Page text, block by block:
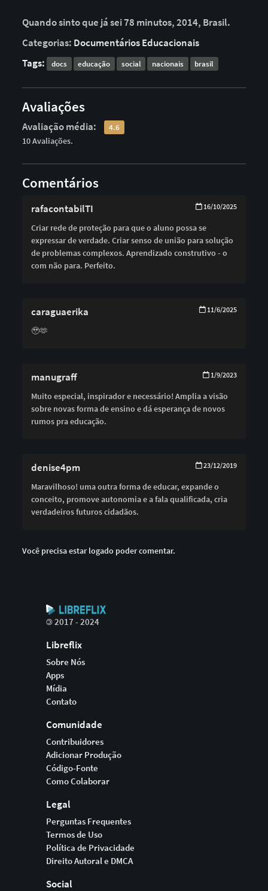
Quando sinto que já sei 78 minutos, 2014, Brasil.
Categorias: Documentários Educacionais
Tags:
docs educação social nacionais brasil
Avaliações
Avaliação média: 4.6
10 Avaliações.
Comentários
rafacontabilTI 16/10/2025
Criar rede de proteção para que o aluno possa se
expressar de verdade. Criar senso de união para solução
de problemas complexos. Aprendizado construtivo - o
com não para. Perfeito.
caraguaerika 11/6/2025
🥹🫶
manugraff 1/9/2023
Muito especial, inspirador e necessário! Amplia a visão
sobre novas forma de ensino e dá esperança de novos
rumos pra educação.
denise4pm 23/12/2019
Maravilhoso! uma outra forma de educar, expande o
conceito, promove autonomia e a fala qualificada, cria
verdadeiros futuros cidadãos.
Você precisa estar logado poder comentar.
©2017 - 2024
Libreflix
Sobre Nós
Apps
Mídia
Contato
Comunidade
Contribuidores
Adicionar Produção
Código-Fonte
Como Colaborar
Legal
Perguntas Frequentes
Termos de Uso
Política de Privacidade
Direito Autoral e DMCA
Social